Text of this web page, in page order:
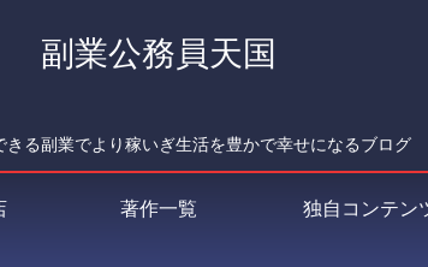
副業公務員天国
きる副業でより稼いぎ生活を豊かで幸せになるブログ
著作一覧 独自コンテン